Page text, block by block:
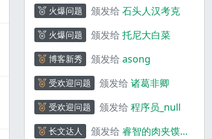
火爆问题 颁发给 石头人汉考克
火爆问题 颁发给 托尼大白菜
博客新秀 颁发给 asong
受欢迎问题 颁发给 诸葛非卿
受欢迎问题 颁发给 程序员_null
长文达人 颁发给 睿智的肉夹馍